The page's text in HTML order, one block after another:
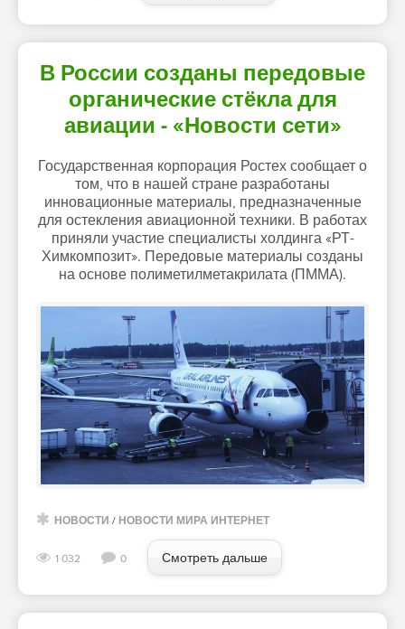
В России созданы передовые
органические стёкла для
авиации - «Новости сети»
Государственная корпорация Ростех сообщает о
том, что в нашей стране разработаны
инновационные материалы, предназначенные
для остекления авиационной техники. В работах
приняли участие специалисты холдинга «РТ-
Химкомпозит». Передовые материалы созданы
на основе полиметилметакрилата (ПММА).
НОВОСТИ / НОВОСТИ МИРА ИНТЕРНЕТ
1 032 0 Смотреть дальше